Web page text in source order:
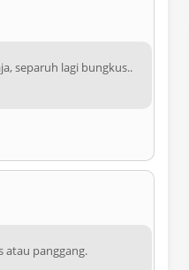
separuh lagi bungkus..
atau panggang.